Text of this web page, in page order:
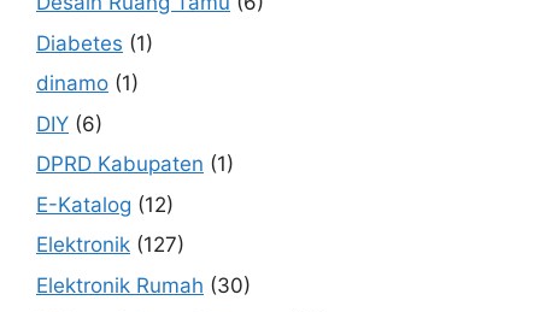
Diabetes (1)
dinamo (1)
DIY (6)
DPRD Kabupaten (1)
E-Katalog (12)
Elektronik (127)
Elektronik Rumah (30)